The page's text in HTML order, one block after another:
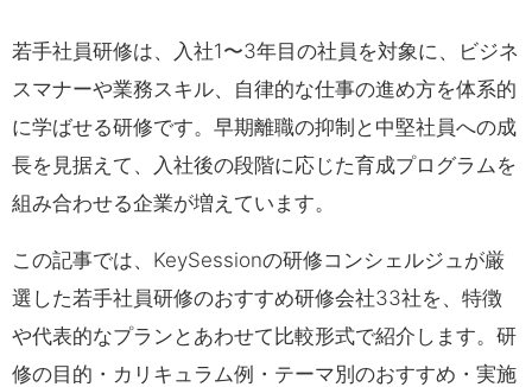
若手社員研修は、入社1〜3年目の社員を対象に、ビジネ
スマナーや業務スキル、自律的な仕事の進め方を体系的
に学ばせる研修です。早期離職の抑制と中堅社員への成
長を見据えて、入社後の段階に応じた育成プログラムを
組み合わせる企業が増えています。
この記事では、KeySessionの研修コンシェルジュが厳
選した若手社員研修のおすすめ研修会社33社を、特徴
や代表的なプランとあわせて比較形式で紹介します。研
修の目的・カリキュラム例・テーマ別のおすすめ・実施